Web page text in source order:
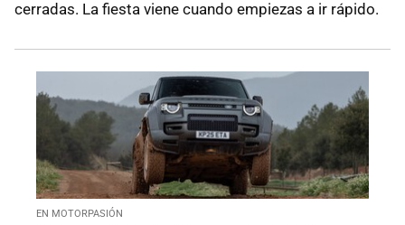
cerradas. La fiesta viene cuando empiezas a ir rápido.
EN MOTORPASIÓN